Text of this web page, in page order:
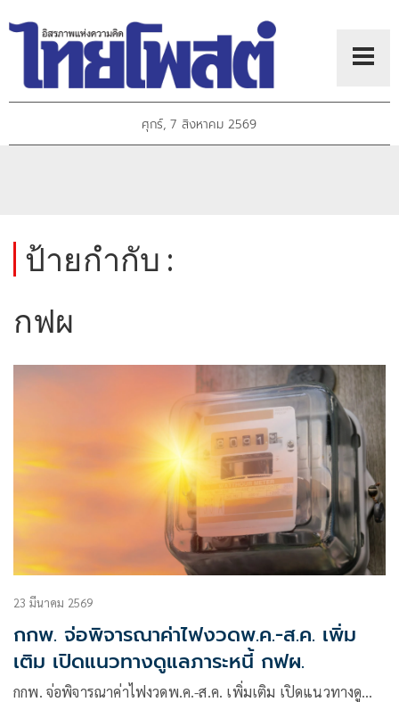
ศุกร์, 7 สิงหาคม 2569
ป้ายกำกับ :
กฟผ
23 มีนาคม 2569
กกพ. จ่อพิจารณาค่าไฟงวดพ.ค.-ส.ค. เพิ่ม
เติม เปิดแนวทางดูแลภาระหนี้ กฟผ.
กกพ. จ่อพิจารณาค่าไฟงวดพ.ค.-ส.ค. เพิ่มเติม เปิดแนวทางดู…